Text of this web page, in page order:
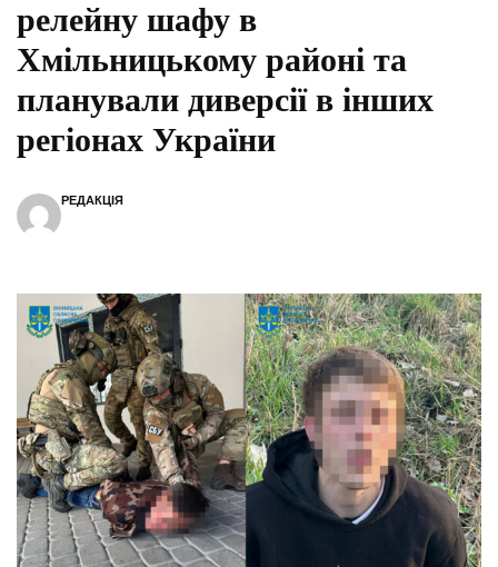
релейну шафу в
Хмільницькому районі та
планували диверсії в інших
регіонах України
РЕДАКЦІЯ